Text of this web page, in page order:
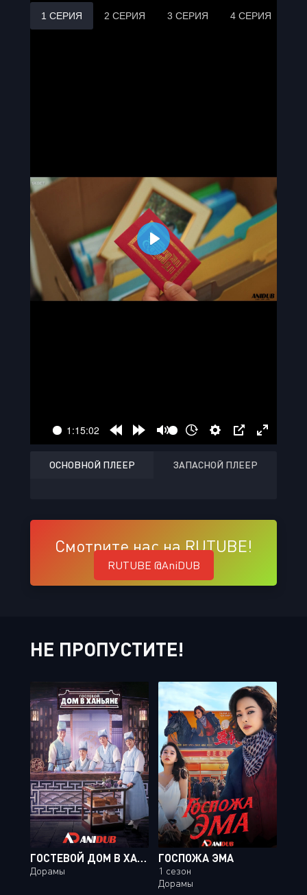
ОСНОВНОЙ ПЛЕЕР ЗАПАСНОЙ ПЛЕЕР
Смотрите нас на RUTUBE!
RUTUBE @AniDUB
НЕ ПРОПУСТИТЕ!
ГОСТЕВОЙ ДОМ В ХАНЬЯНЕ / CHECK IN HANYANG [16 ИЗ 16]
Дорамы
ГОСПОЖА ЭМА
1 сезон
Дорамы